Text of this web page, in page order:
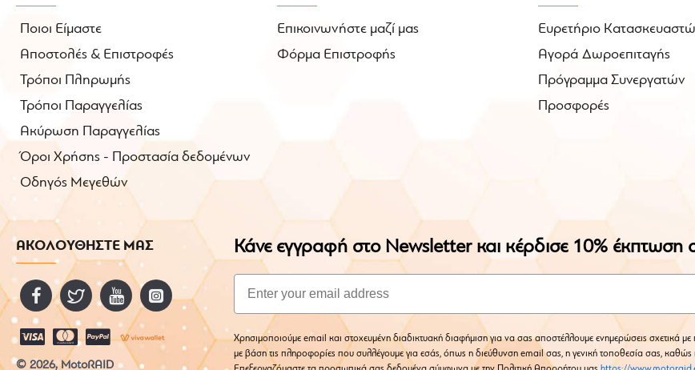
Ποιοι Είμαστε
Αποστολές & Επιστροφές
Τρόποι Πληρωμής
Τρόποι Παραγγελίας
Ακύρωση Παραγγελίας
Όροι Χρήσης - Προστασία δεδομένων
Οδηγός Μεγεθών
Επικοινωνήστε μαζί μας
Φόρμα Επιστροφής
Ευρετήριο
Αγορά Δωροεπιταγής
Πρόγραμμα Συνεργατών
Προσφορές
ΑΚΟΛΟΥΘΗΣΤΕ ΜΑΣ
© 2026, MotoRAID
Κάνε εγγραφή στο Newsletter και κέρδισε 10%
Email
Χρησιμοποιούμε email και στοχευμένη διαδικτυακή διαφήμιση για να σας αποστέλλουμε ενημερώσεις σχετικά
με βάση τις πληροφορίες που συλλέγουμε για εσάς, όπως η διεύθυνση email σας, η γενική τοποθεσία σας, καθώς